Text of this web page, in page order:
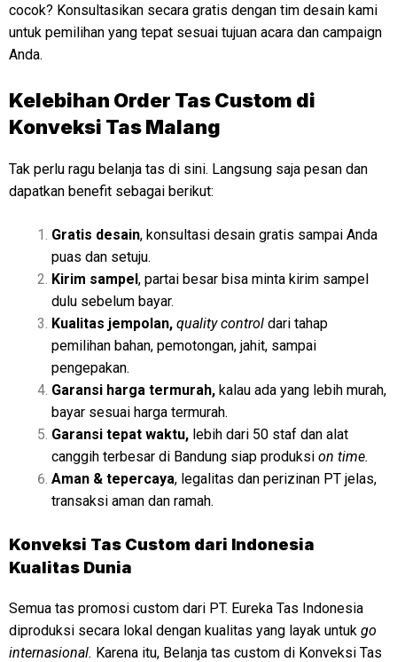
cocok? Konsultasikan secara gratis dengan tim desain kami
untuk pemilihan yang tepat sesuai tujuan acara dan campaign
Anda.
Kelebihan Order Tas Custom di
Konveksi Tas Malang
Tak perlu ragu belanja tas di sini. Langsung saja pesan dan
dapatkan benefit sebagai berikut:
Gratis desain, konsultasi desain gratis sampai Anda
puas dan setuju.
Kirim sampel, partai besar bisa minta kirim sampel
dulu sebelum bayar.
Kualitas jempolan, quality control dari tahap
pemilihan bahan, pemotongan, jahit, sampai
pengepakan.
Garansi harga termurah, kalau ada yang lebih murah,
bayar sesuai harga termurah.
Garansi tepat waktu, lebih dari 50 staf dan alat
canggih terbesar di Bandung siap produksi on time.
Aman & tepercaya, legalitas dan perizinan PT jelas,
transaksi aman dan ramah.
Konveksi Tas Custom dari Indonesia
Kualitas Dunia
Semua tas promosi custom dari PT. Eureka Tas Indonesia
diproduksi secara lokal dengan kualitas yang layak untuk go
internasional. Karena itu, Belanja tas custom di Konveksi Tas